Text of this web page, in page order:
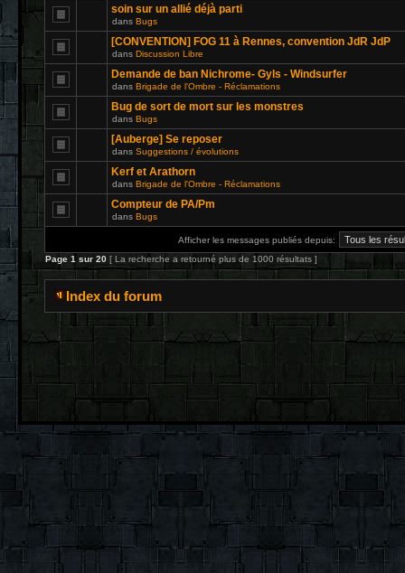
soin sur un allié déjà parti
dans Bugs
[CONVENTION] FOG 11 à Rennes, convention JdR JdP
dans Discussion Libre
Demande de ban Nichrome- Gyls - Windsurfer
dans Brigade de l'Ombre - Réclamations
Bug de sort de mort sur les monstres
dans Bugs
[Auberge] Se reposer
dans Suggestions / évolutions
Kerf et Arathorn
dans Brigade de l'Ombre - Réclamations
Compteur de PA/Pm
dans Bugs
Afficher les messages publiés depuis:
Page 1 sur 20 [ La recherche a retourné plus de 1000 résultats ]
Index du forum